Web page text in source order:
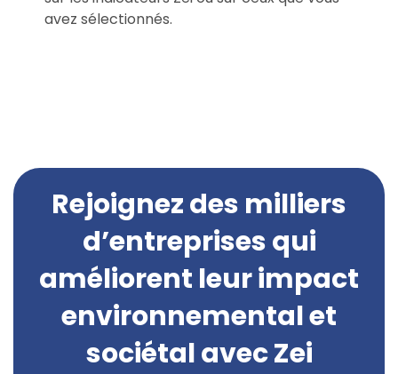
avez sélectionnés.
Rejoignez des milliers
d’entreprises qui
améliorent leur impact
environnemental et
sociétal avec Zei